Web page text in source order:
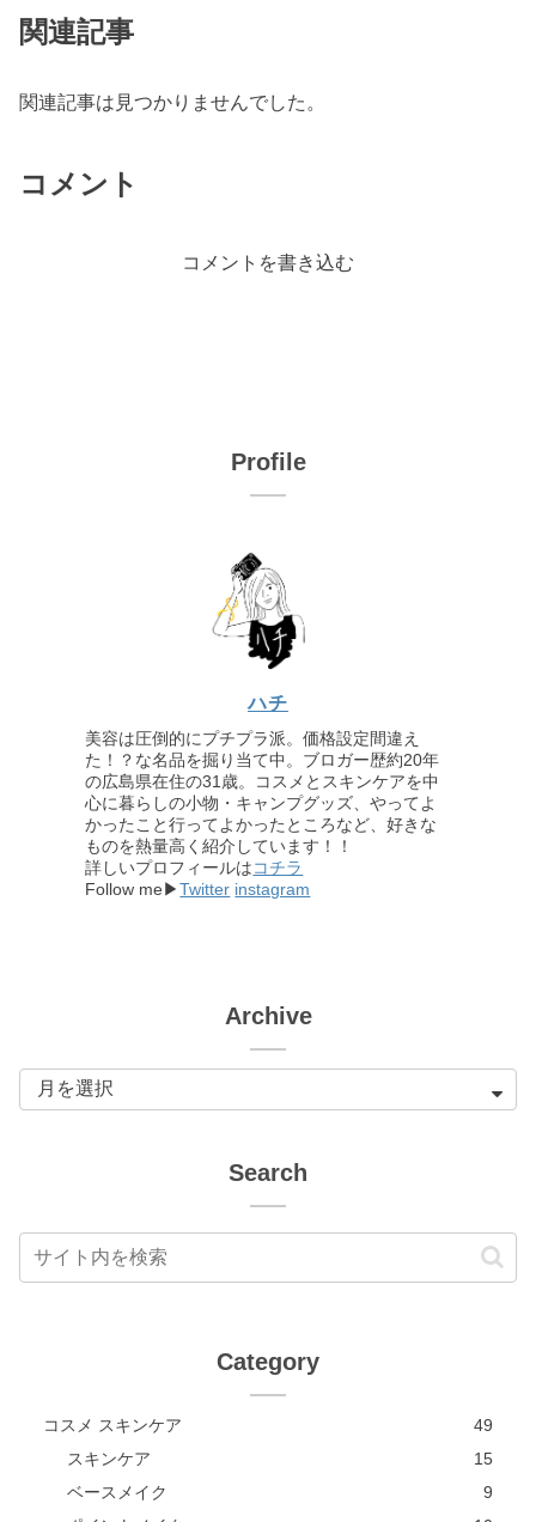
関連記事
関連記事は見つかりませんでした。
コメント
コメントを書き込む
Profile
ハチ
美容は圧倒的にプチプラ派。価格設定間違え
た！？な名品を掘り当て中。ブロガー歴約20年
の広島県在住の31歳。コスメとスキンケアを中
心に暮らしの小物・キャンプグッズ、やってよ
かったこと行ってよかったところなど、好きな
ものを熱量高く紹介しています！！
詳しいプロフィールはコチラ
Follow me▶Twitter instagram
Archive
Search
Category
コスメ スキンケア
49
スキンケア
15
ベースメイク
9